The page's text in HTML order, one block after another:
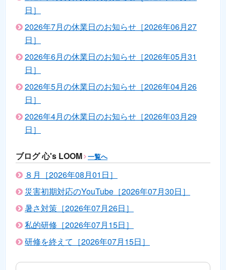
日］
2026年7月の休業日のお知らせ［2026年06月27
日］
2026年6月の休業日のお知らせ［2026年05月31
日］
2026年5月の休業日のお知らせ［2026年04月26
日］
2026年4月の休業日のお知らせ［2026年03月29
日］
ブログ 心's LOOM 一覧へ
８月［2026年08月01日］
災害初期対応のYouTube［2026年07月30日］
暑さ対策［2026年07月26日］
私的研修［2026年07月15日］
研修を終えて［2026年07月15日］